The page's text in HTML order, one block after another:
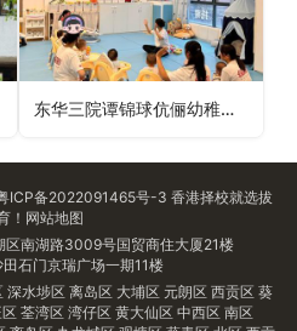
东华三院谭锦球伉俪幼稚园TWGHs Mr and Mrs Tam Kam Kau Kindergarten（深水埗区幼稚园）
ICP备2022091465号-3 香港择校就选拔
！ 网站地图
区南湖路3009号国贸商住大厦21楼
石门京瑞广场一期11楼
深水埗区 离岛区 大埔区 元朗区 西贡区 葵
荃湾区 湾仔区 黄大仙区 中西区 南区